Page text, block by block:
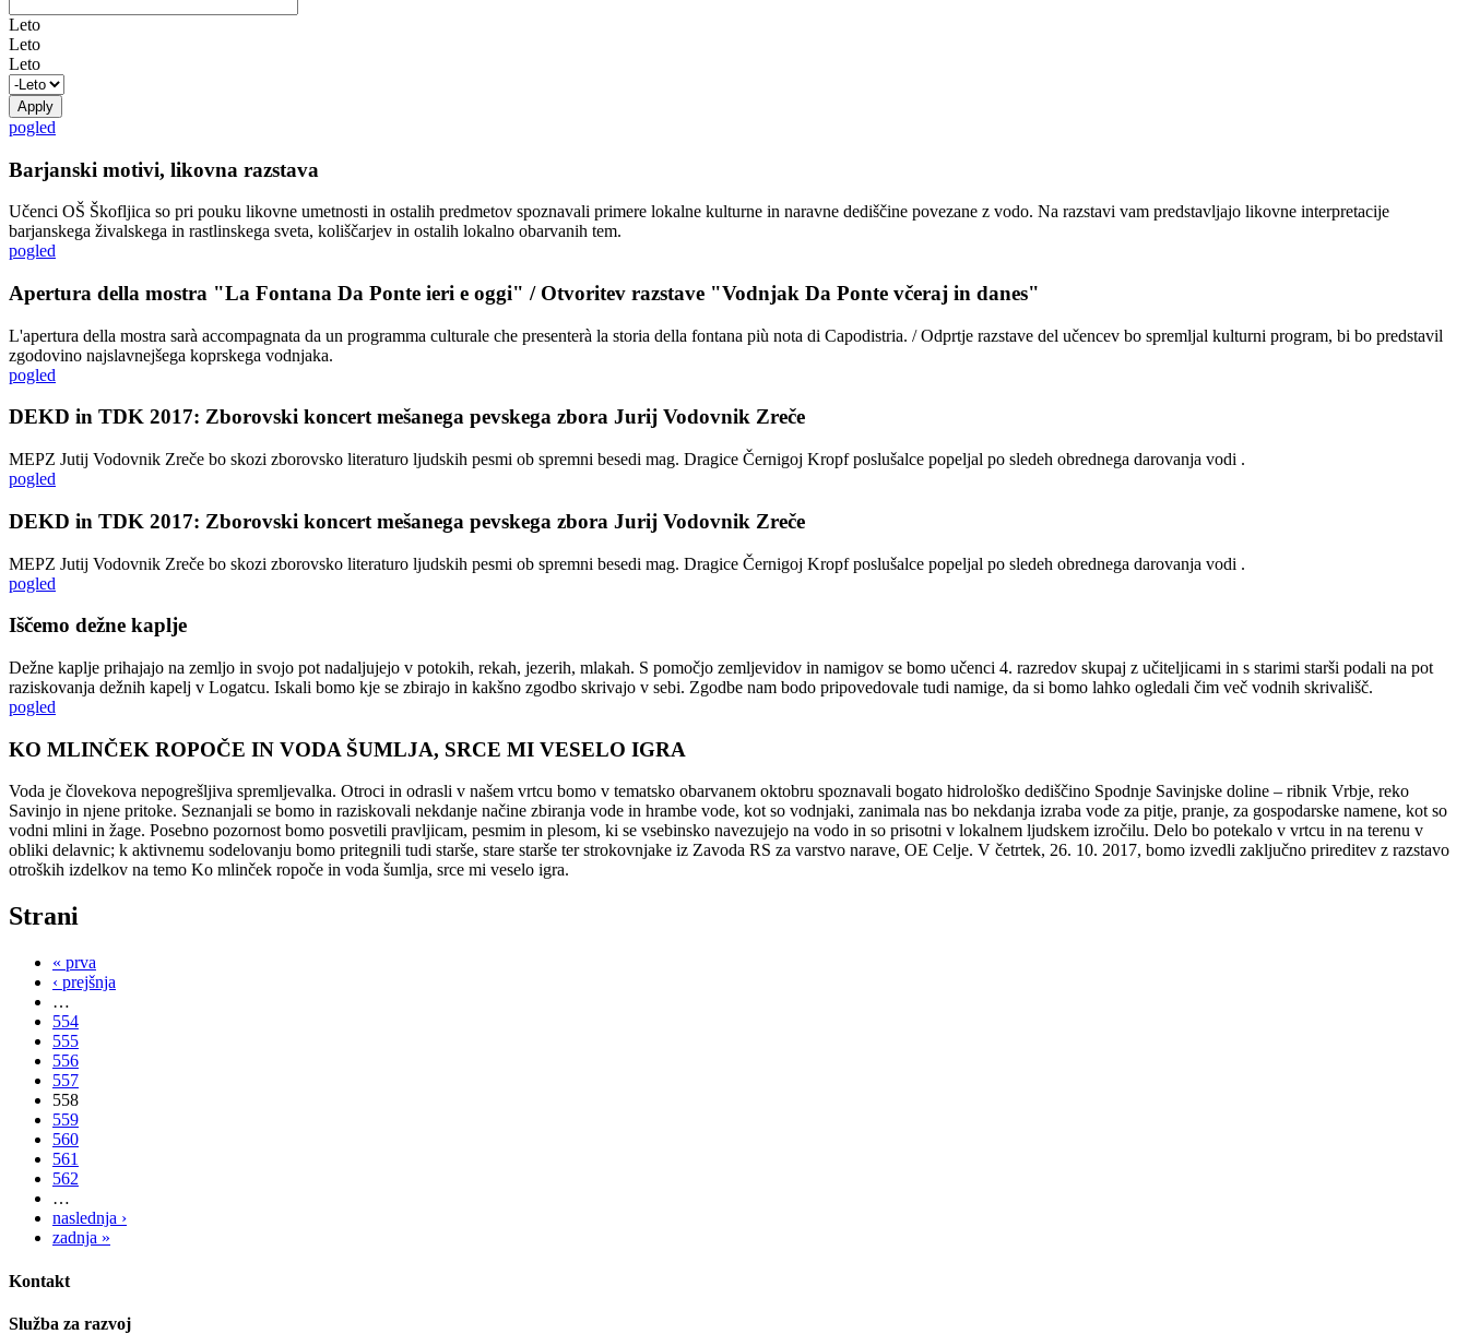
Leto
Leto
Leto
pogled
Barjanski motivi, likovna razstava
Učenci OŠ Škofljica so pri pouku likovne umetnosti in ostalih predmetov spoznavali primere lokalne kulturne in naravne dediščine povezane z vodo. Na razstavi vam predstavljajo likovne interpretacije
barjanskega živalskega in rastlinskega sveta, koliščarjev in ostalih lokalno obarvanih tem.
pogled
Apertura della mostra "La Fontana Da Ponte ieri e oggi" / Otvoritev razstave "Vodnjak Da Ponte včeraj in danes"
L'apertura della mostra sarà accompagnata da un programma culturale che presenterà la storia della fontana più nota di Capodistria. / Odprtje razstave del učencev bo spremljal kulturni program, bi bo predstavil
zgodovino najslavnejšega koprskega vodnjaka.
pogled
DEKD in TDK 2017: Zborovski koncert mešanega pevskega zbora Jurij Vodovnik Zreče
MEPZ Jutij Vodovnik Zreče bo skozi zborovsko literaturo ljudskih pesmi ob spremni besedi mag. Dragice Černigoj Kropf poslušalce popeljal po sledeh obrednega darovanja vodi .
pogled
DEKD in TDK 2017: Zborovski koncert mešanega pevskega zbora Jurij Vodovnik Zreče
MEPZ Jutij Vodovnik Zreče bo skozi zborovsko literaturo ljudskih pesmi ob spremni besedi mag. Dragice Černigoj Kropf poslušalce popeljal po sledeh obrednega darovanja vodi .
pogled
Iščemo dežne kaplje
Dežne kaplje prihajajo na zemljo in svojo pot nadaljujejo v potokih, rekah, jezerih, mlakah. S pomočjo zemljevidov in namigov se bomo učenci 4. razredov skupaj z učiteljicami in s starimi starši podali na pot
raziskovanja dežnih kapelj v Logatcu. Iskali bomo kje se zbirajo in kakšno zgodbo skrivajo v sebi. Zgodbe nam bodo pripovedovale tudi namige, da si bomo lahko ogledali čim več vodnih skrivališč.
pogled
KO MLINČEK ROPOČE IN VODA ŠUMLJA, SRCE MI VESELO IGRA
Voda je človekova nepogrešljiva spremljevalka. Otroci in odrasli v našem vrtcu bomo v tematsko obarvanem oktobru spoznavali bogato hidrološko dediščino Spodnje Savinjske doline – ribnik Vrbje, reko
Savinjo in njene pritoke. Seznanjali se bomo in raziskovali nekdanje načine zbiranja vode in hrambe vode, kot so vodnjaki, zanimala nas bo nekdanja izraba vode za pitje, pranje, za gospodarske namene, kot so
vodni mlini in žage. Posebno pozornost bomo posvetili pravljicam, pesmim in plesom, ki se vsebinsko navezujejo na vodo in so prisotni v lokalnem ljudskem izročilu. Delo bo potekalo v vrtcu in na terenu v
obliki delavnic; k aktivnemu sodelovanju bomo pritegnili tudi starše, stare starše ter strokovnjake iz Zavoda RS za varstvo narave, OE Celje. V četrtek, 26. 10. 2017, bomo izvedli zaključno prireditev z razstavo
otroških izdelkov na temo Ko mlinček ropoče in voda šumlja, srce mi veselo igra.
Strani
« prva
‹ prejšnja
…
554
555
556
557
558
559
560
561
562
…
naslednja ›
zadnja »
Kontakt
Služba za razvoj